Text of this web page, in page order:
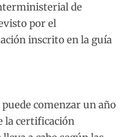
de
por el
inscrito en la guía
comenzar un año
la certificación